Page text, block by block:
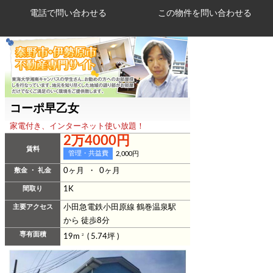
電話で問い合わせる
コーポ早乙女
家電付き、インターネット使い放題！
賃料
2万4000円
管理・共益費 2,000円
敷金 ・ 礼金 0ヶ月 ・ 0ヶ月
間取り 1K
主要アクセス
小田急電鉄小田原線 鶴巻温泉駅
から 徒歩8分
専有面積 19m2 ( 5.74坪 )